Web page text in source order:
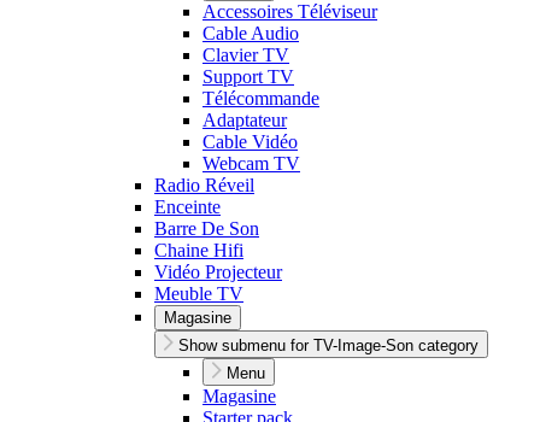
Accessoires Téléviseur
Cable Audio
Clavier TV
Support TV
Télécommande
Adaptateur
Cable Vidéo
Webcam TV
Radio Réveil
Enceinte
Barre De Son
Chaine Hifi
Vidéo Projecteur
Meuble TV
Magasine
Show submenu for TV-Image-Son category
Menu
Magasine